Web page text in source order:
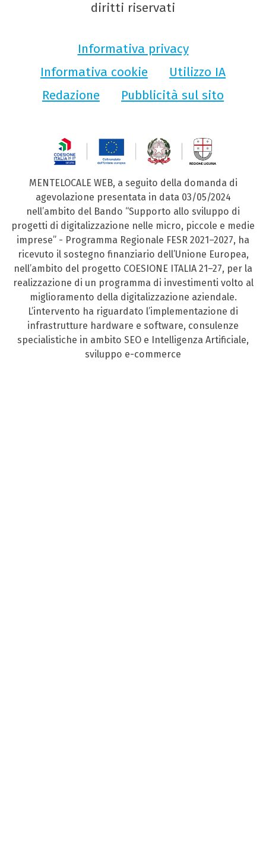
diritti riservati
Informativa privacy
Informativa cookie
Utilizzo IA
Redazione
Pubblicità sul sito
MENTELOCALE WEB, a seguito della domanda di
agevolazione presentata in data 03/05/2024
nell’ambito del Bando “Supporto allo sviluppo di
progetti di digitalizzazione nelle micro, piccole e medie
imprese” - Programma Regionale FESR 2021–2027, ha
ricevuto il sostegno finanziario dell’Unione Europea,
nell’ambito del progetto COESIONE ITALIA 21–27, per la
realizzazione di un programma di investimenti volto al
miglioramento della digitalizzazione aziendale.
L’intervento ha riguardato l’implementazione di
infrastrutture hardware e software, consulenze
specialistiche in ambito SEO e Intelligenza Artificiale,
sviluppo e-commerce